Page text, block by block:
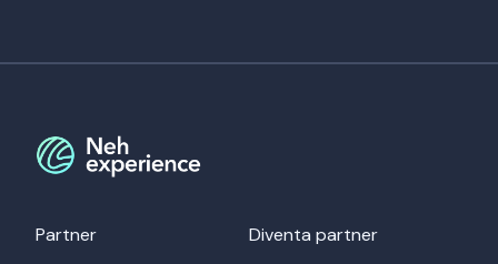
Partner Diventa partner